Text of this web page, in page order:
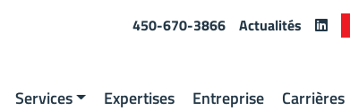
450-670-3866 Actualités
Services Expertises Entreprise Carrières